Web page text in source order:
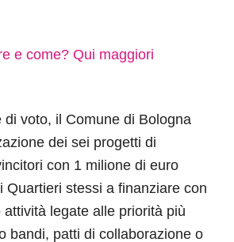
e come? Qui maggiori
di voto, il Comune di Bologna
dei sei progetti di
con 1 milione di euro
Quartieri stessi a finanziare con
legate alle priorità più
bandi, patti di collaborazione o